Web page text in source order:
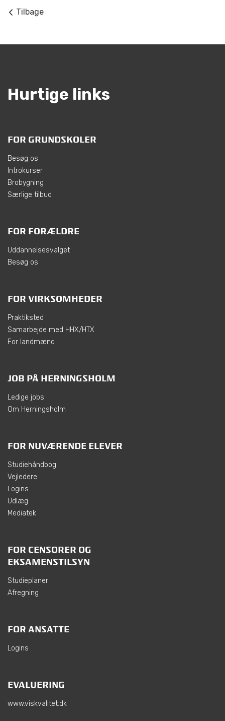
Tilbage
Hurtige links
FOR GRUNDSKOLER
Besøg os
Introkurser
Brobygning
Særlige tilbud
FOR FORÆLDRE
Uddannelsesvalget
Besøg os
FOR VIRKSOMHEDER
Praktiksted
Samarbejde med HHX/HTX
For landmænd
JOB PÅ HERNINGSHOLM
Ledige jobs
Om Herningsholm
FOR NUVÆRENDE ELEVER
Studiehåndbog
Vejledere
Logins
Udlæg
Mediatek
FOR CENSORER OG
EKSAMENSTILSYN
Studieplaner
Afregning
FOR ANSATTE
Logins
EVALUERING
www.viskvalitet.dk